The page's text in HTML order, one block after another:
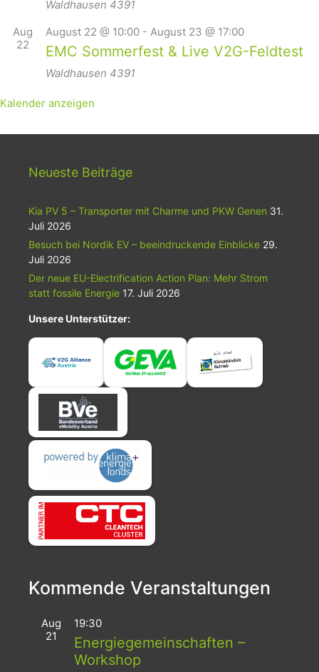
Waldhausen 4391
Aug
22
August 22 @ 10:00 - August 23 @ 17:00
EMC Sommerfest & Live V2G-Feldtest
Waldhausen 4391
Kalender anzeigen
Neueste Beiträge
Kia PV 5 – Transporter mit Charme und PKW Genen 31.
Juli 2026
Besuch bei Nordik EV – beeindruckende Einblicke 29.
Juli 2026
Der neue EU-Electrification Action Plan: Mehr Strom
statt fossile Energie 17. Juli 2026
Unsere Unterstützer:
Kommende Veranstaltungen
Aug
21
19:30
Energiegemeinschaften –
Workshop